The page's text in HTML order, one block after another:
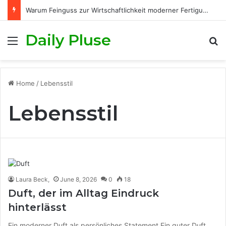
Kamilla Senjo Lebensgefährte: Was wirklich bekannt ist
Menu
Daily Pluse
Home / Lebensstil
Lebensstil
Laura Beck, June 8, 2026 0 18
Duft, der im Alltag Eindruck
hinterlässt